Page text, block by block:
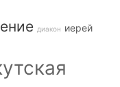
диакон иерей